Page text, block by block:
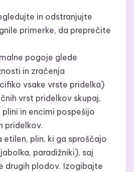
in odstranjujte
primerke, da preprečite
pogoje glede
in zračenja
vsake vrste pridelka)
vrst pridelkov skupaj,
in encimi pospešijo
pridelkov.
etilen, plin, ki ga sproščajo
paradižniki), saj
drugih plodov. Izogibajte